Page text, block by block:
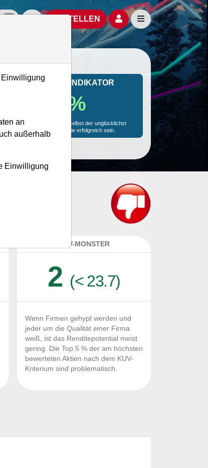
Media-Accounts
Aktien- und Artikelsuche öffnen
BESTELLEN Seitennavigation
TRADER INDIKATOR
31.0 %
% Wahrscheinlichkeit wird selbst der unglücklichst
Trader mit dieser Aktie erfolgreich sein.
KUV-MONSTER
2 (< 23.7)
Wenn Firmen gehypt werden und
jeder um die Qualität einer Firma
weiß, ist das Renditepotential meist
gering. Die Top 5 % der am höchsten
bewerteten Aktien nach dem KUV-
Kriterium sind problematisch.
Einwilligung
an
außerhalb
Einwilligung